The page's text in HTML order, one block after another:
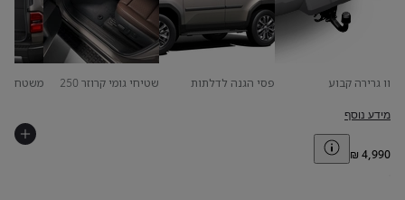
וו גרירה קבוע פסי הגנה לדלתות שטיחי גומי קרוזר 250 משטח
מידע נוסף